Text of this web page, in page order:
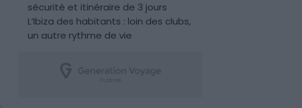
sécurité et itinéraire de 3 jours
L’Ibiza des habitants : loin des clubs,
un autre rythme de vie